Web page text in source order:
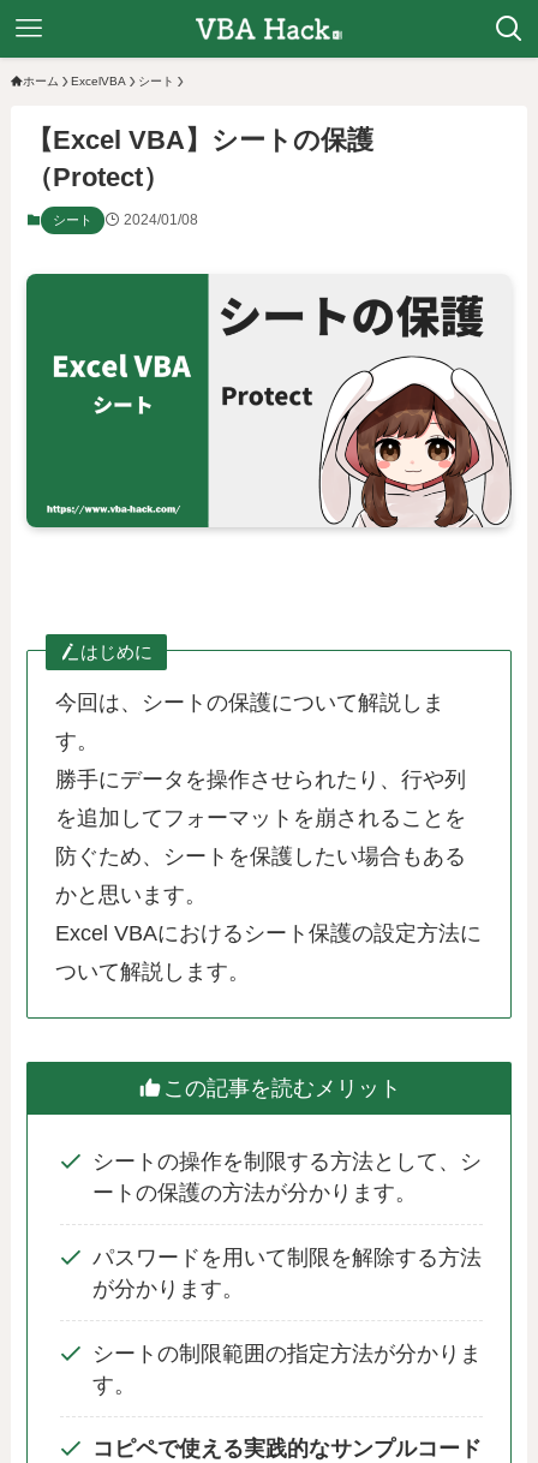
ホーム ExcelVBA シート
【Excel VBA】シートの保護
（Protect）
シート 2024/01/08
はじめに
今回は、シートの保護について解説しま
す。
勝手にデータを操作させられたり、行や列
を追加してフォーマットを崩されることを
防ぐため、シートを保護したい場合もある
かと思います。
Excel VBAにおけるシート保護の設定方法に
ついて解説します。
この記事を読むメリット
シートの操作を制限する方法として、シ
ートの保護の方法が分かります。
パスワードを用いて制限を解除する方法
が分かります。
シートの制限範囲の指定方法が分かりま
す。
コピペで使える実践的なサンプルコード